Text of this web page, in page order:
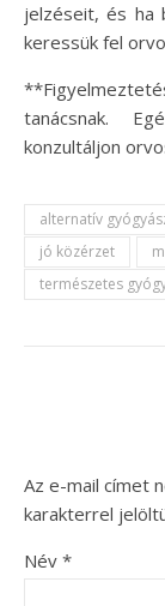
jelzéseit, és ha
keressük fel
tanácsnak.
konzultáljon
alternatív
jó közérzet
természetes
Az e-mail címet
karakterrel
Név *